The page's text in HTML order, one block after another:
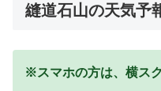
縫道石山の天気予
※スマホの方は、横ス